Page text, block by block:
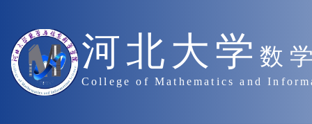
河北大学 数
College of Mathematics and